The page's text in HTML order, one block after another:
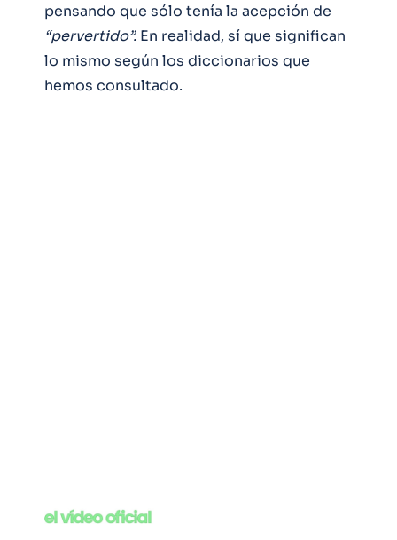
pensando que sólo tenía la acepción de
“pervertido”. En realidad, sí que significan
lo mismo según los diccionarios que
hemos consultado.